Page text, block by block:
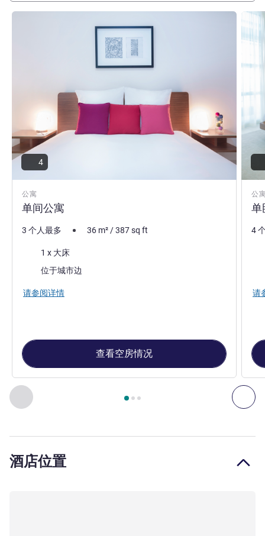
上一个 - 公寓 下
第 页，共
公寓
单间公寓
请参阅详情
4
3 个人最多 36 m²/387sq ft
床上用品1 x 大床
位于城市边
请参阅详情
查看空房情况
公
单
请参
4
请
酒店位置